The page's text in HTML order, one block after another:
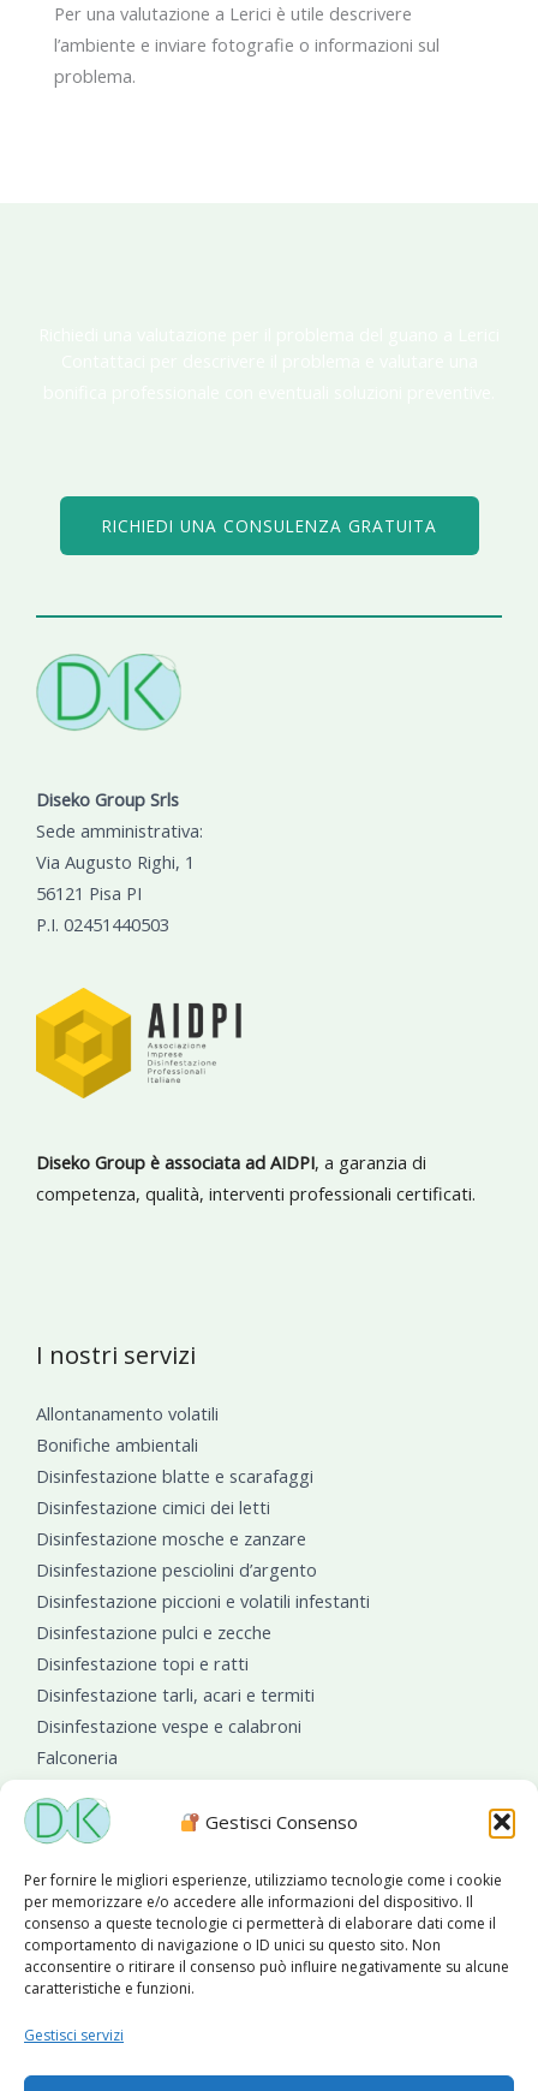
Gestisci Consenso
Per fornire le migliori esperienze, utilizziamo tecnologie come i cookie
per memorizzare e/o accedere alle informazioni del dispositivo. Il
consenso a queste tecnologie ci permetterà di elaborare dati come il
comportamento di navigazione o ID unici su questo sito. Non
acconsentire o ritirare il consenso può influire negativamente su alcune
caratteristiche e funzioni.
Gestisci servizi
Per una valutazione a Lerici è utile descrivere
l’ambiente e inviare fotografie o informazioni sul
problema.
RICHIEDI UNA CONSULENZA GRATUITA
Diseko Group Srls
Sede amministrativa:
Via Augusto Righi, 1
56121 Pisa PI
P.I. 02451440503
Diseko Group è associata ad AIDPI, a garanzia di
competenza, qualità, interventi professionali certificati.
I nostri servizi
Allontanamento volatili
Bonifiche ambientali
Disinfestazione blatte e scarafaggi
Disinfestazione cimici dei letti
Disinfestazione mosche e zanzare
Disinfestazione pesciolini d’argento
Disinfestazione piccioni e volatili infestanti
Disinfestazione pulci e zecche
Disinfestazione topi e ratti
Disinfestazione tarli, acari e termiti
Disinfestazione vespe e calabroni
Falconeria
Sanificazioni ambientali